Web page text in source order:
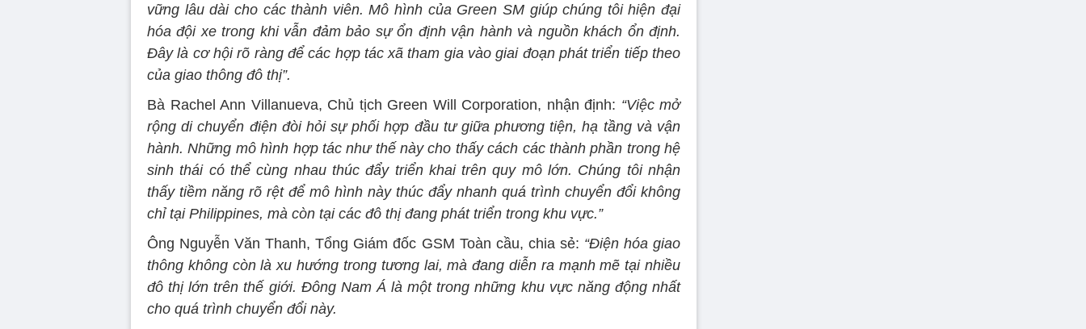
vững lâu dài cho các thành viên. Mô hình của Green SM giúp chúng tôi hiện đại
hóa đội xe trong khi vẫn đảm bảo sự ổn định vận hành và nguồn khách ổn định.
Đây là cơ hội rõ ràng để các hợp tác xã tham gia vào giai đoạn phát triển tiếp theo
của giao thông đô thị”.
Bà Rachel Ann Villanueva, Chủ tịch Green Will Corporation, nhận định: “Việc mở
rộng di chuyển điện đòi hỏi sự phối hợp đầu tư giữa phương tiện, hạ tầng và vận
hành. Những mô hình hợp tác như thế này cho thấy cách các thành phần trong hệ
sinh thái có thể cùng nhau thúc đẩy triển khai trên quy mô lớn. Chúng tôi nhận
thấy tiềm năng rõ rệt để mô hình này thúc đẩy nhanh quá trình chuyển đổi không
chỉ tại Philippines, mà còn tại các đô thị đang phát triển trong khu vực.”
Ông Nguyễn Văn Thanh, Tổng Giám đốc GSM Toàn cầu, chia sẻ: “Điện hóa giao
thông không còn là xu hướng trong tương lai, mà đang diễn ra mạnh mẽ tại nhiều
đô thị lớn trên thế giới. Đông Nam Á là một trong những khu vực năng động nhất
cho quá trình chuyển đổi này.